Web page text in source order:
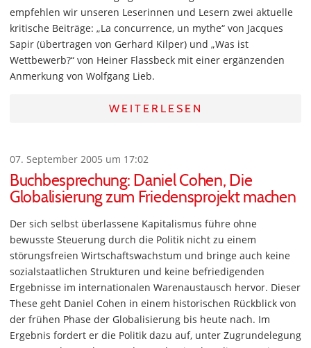
empfehlen wir unseren Leserinnen und Lesern zwei aktuelle
kritische Beiträge: „La concurrence, un mythe“ von Jacques
Sapir (übertragen von Gerhard Kilper) und „Was ist
Wettbewerb?“ von Heiner Flassbeck mit einer ergänzenden
Anmerkung von Wolfgang Lieb.
WEITERLESEN
07. September 2005 um 17:02
Buchbesprechung: Daniel Cohen, Die
Globalisierung zum Friedensprojekt machen
Der sich selbst überlassene Kapitalismus führe ohne
bewusste Steuerung durch die Politik nicht zu einem
störungsfreien Wirtschaftswachstum und bringe auch keine
sozialstaatlichen Strukturen und keine befriedigenden
Ergebnisse im internationalen Warenaustausch hervor. Dieser
These geht Daniel Cohen in einem historischen Rückblick von
der frühen Phase der Globalisierung bis heute nach. Im
Ergebnis fordert er die Politik dazu auf, unter Zugrundelegung